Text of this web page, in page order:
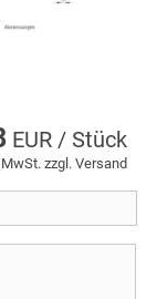
EUR / Stück
zzgl. Versand